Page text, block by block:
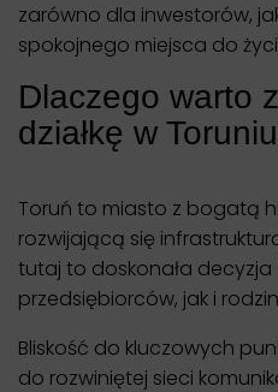
zarówno dla inwestorów,
spokojnego miejsca do
Dlaczego warto
działkę w
Toruń to miasto z bogatą
rozwijającą się
tutaj to doskonała
przedsiębiorców, jak i
Bliskość do kluczowych
do rozwiniętej sieci